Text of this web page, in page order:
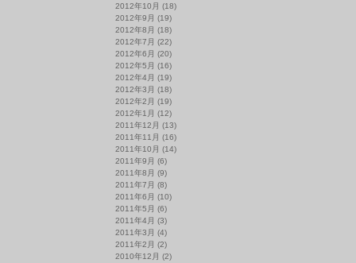
2012年10月 (18)
2012年9月 (19)
2012年8月 (18)
2012年7月 (22)
2012年6月 (20)
2012年5月 (16)
2012年4月 (19)
2012年3月 (18)
2012年2月 (19)
2012年1月 (12)
2011年12月 (13)
2011年11月 (16)
2011年10月 (14)
2011年9月 (6)
2011年8月 (9)
2011年7月 (8)
2011年6月 (10)
2011年5月 (6)
2011年4月 (3)
2011年3月 (4)
2011年2月 (2)
2010年12月 (2)